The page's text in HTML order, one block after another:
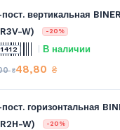
вертикальная
W)
-20%
В наличии
₴48,80 ₴
горизонтальная
W)
-20%